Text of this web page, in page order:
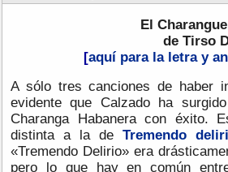
El
de Tirso
[aquí para la letra y
A sólo tres canciones de haber
evidente que Calzado ha
Charanga Habanera con éxito.
distinta a la de Tremendo
«Tremendo Delirio» era
pero lo que hay en común